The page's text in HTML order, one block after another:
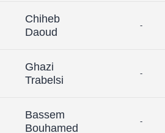
Chiheb
Daoud
-
Ghazi
Trabelsi
-
Bassem
Bouhamed
-